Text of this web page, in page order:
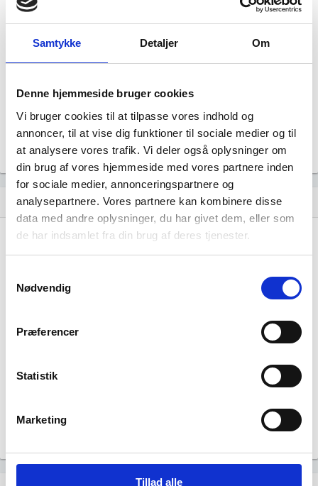
Samtykke Detaljer Om
Denne hjemmeside bruger cookies
Vi bruger cookies til at tilpasse vores indhold og
annoncer, til at vise dig funktioner til sociale medier og til
at analysere vores trafik. Vi deler også oplysninger om
din brug af vores hjemmeside med vores partnere inden
for sociale medier, annonceringspartnere og
analysepartnere. Vores partnere kan kombinere disse
data med andre oplysninger, du har givet dem, eller som
de har indsamlet fra din brug af deres tjenester.
Nødvendig
Præferencer
Statistik
Marketing
Tillad alle
Hjemmeside
Aquanaut Marine Services
Status
Uoplyst
Tegningsregel
Uoplyst
show_chart Udvikling i antal ansatte
Aquanaut Marine Services har ikke haft
nogen beskæftigelse endnu. Vi kan derfor